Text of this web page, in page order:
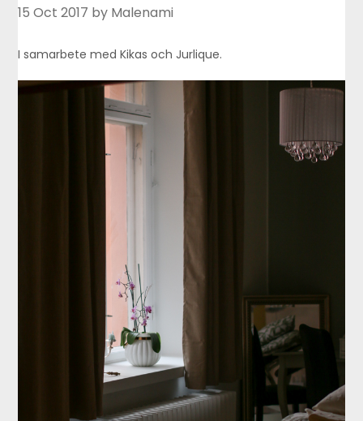
15 Oct 2017 by Malenami
I samarbete med Kikas och Jurlique.